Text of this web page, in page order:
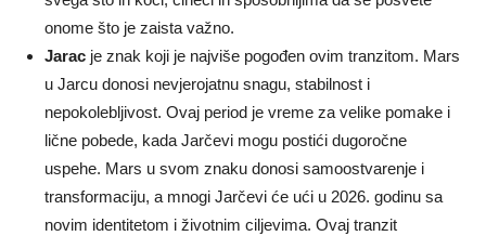
onome što je zaista važno.
Jarac je znak koji je najviše pogođen ovim tranzitom. Mars
u Jarcu donosi nevjerojatnu snagu, stabilnost i
nepokolebljivost. Ovaj period je vreme za velike pomake i
lične pobede, kada Jarčevi mogu postići dugoročne
uspehe. Mars u svom znaku donosi samoostvarenje i
transformaciju, a mnogi Jarčevi će ući u 2026. godinu sa
novim identitetom i životnim ciljevima. Ovaj tranzit